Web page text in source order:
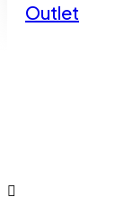
Outlet